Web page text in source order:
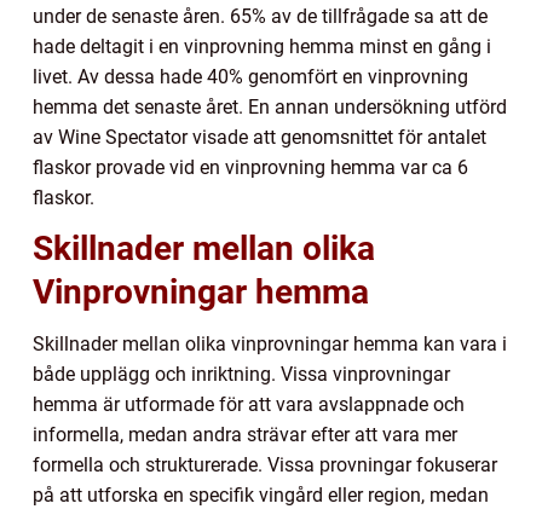
under de senaste åren. 65% av de tillfrågade sa att de
hade deltagit i en vinprovning hemma minst en gång i
livet. Av dessa hade 40% genomfört en vinprovning
hemma det senaste året. En annan undersökning utförd
av Wine Spectator visade att genomsnittet för antalet
flaskor provade vid en vinprovning hemma var ca 6
flaskor.
Skillnader mellan olika
Vinprovningar hemma
Skillnader mellan olika vinprovningar hemma kan vara i
både upplägg och inriktning. Vissa vinprovningar
hemma är utformade för att vara avslappnade och
informella, medan andra strävar efter att vara mer
formella och strukturerade. Vissa provningar fokuserar
på att utforska en specifik vingård eller region, medan